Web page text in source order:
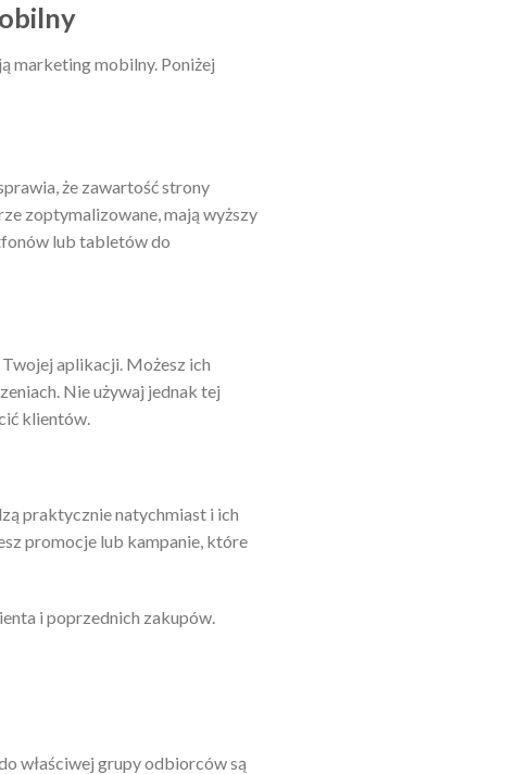
marketing mobilny. Poniżej
że ​​zawartość strony
zoptymalizowane, mają wyższy
lub tabletów do
aplikacji. Możesz ich
Nie używaj jednak tej
klientów.
praktycznie natychmiast i ich
promocje lub kampanie, które
i poprzednich zakupów.
właściwej grupy odbiorców są